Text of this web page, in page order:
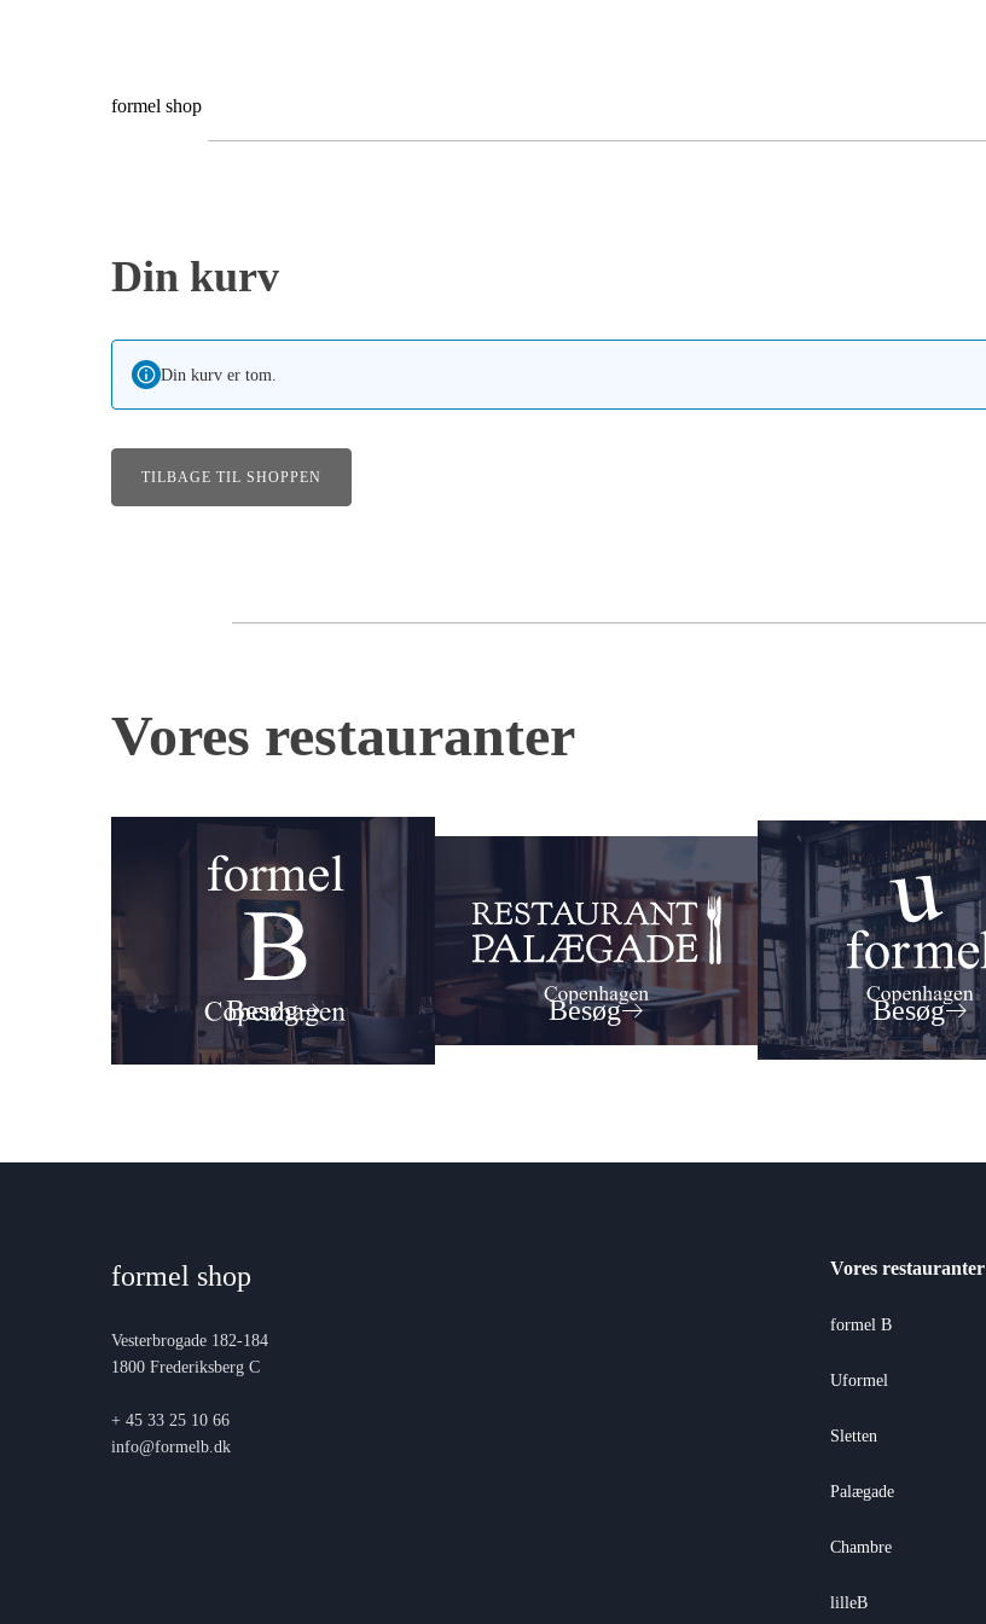
formel shop
Din kurv
Din kurv er tom.
TILBAGE TIL SHOPPEN
Vores restauranter
Besøg Besøg Besøg
formel shop
Vesterbrogade 182-184
1800 Frederiksberg C
+ 45 33 25 10 66
info@formelb.dk
Vores restauranter
formel B
Uformel
Sletten
Palægade
Chambre
lilleB